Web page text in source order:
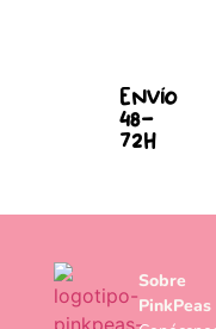
Envío
48-
72h
Sobre
PinkPeas